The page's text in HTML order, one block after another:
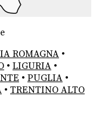
ROMAGNA •
• LIGURIA •
• PUGLIA •
• TRENTINO ALTO